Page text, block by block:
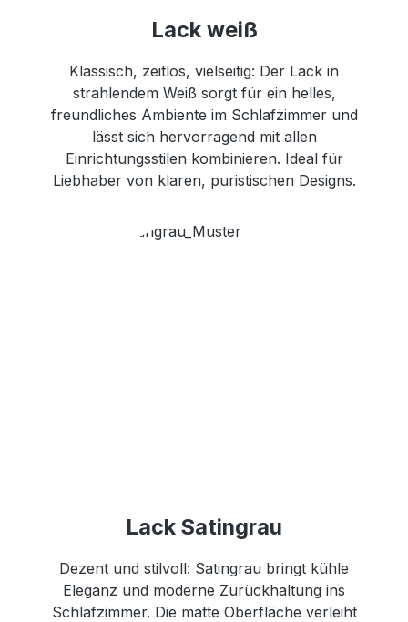
Lack weiß
Klassisch, zeitlos, vielseitig: Der Lack in
strahlendem Weiß sorgt für ein helles,
freundliches Ambiente im Schlafzimmer und
lässt sich hervorragend mit allen
Einrichtungsstilen kombinieren. Ideal für
Liebhaber von klaren, puristischen Designs.
Lack Satingrau
Dezent und stilvoll: Satingrau bringt kühle
Eleganz und moderne Zurückhaltung ins
Schlafzimmer. Die matte Oberfläche verleiht